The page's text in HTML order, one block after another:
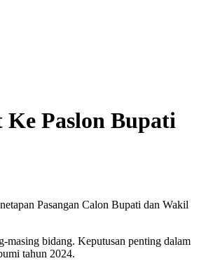
Paslon Bupati
Pasangan Calon Bupati dan Wakil
bidang. Keputusan penting dalam
tahun 2024.